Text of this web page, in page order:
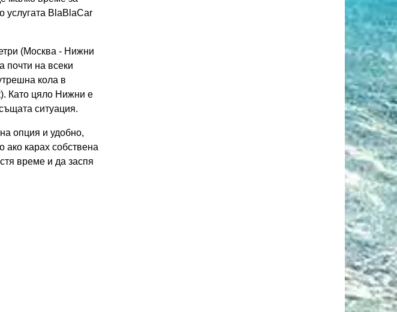
услугата BlaBlaCar
(Москва - Нижни
почти на всеки
кола в
Като цяло Нижни е
ситуация.
опция и удобно,
ако карах собствена
време и да заспя